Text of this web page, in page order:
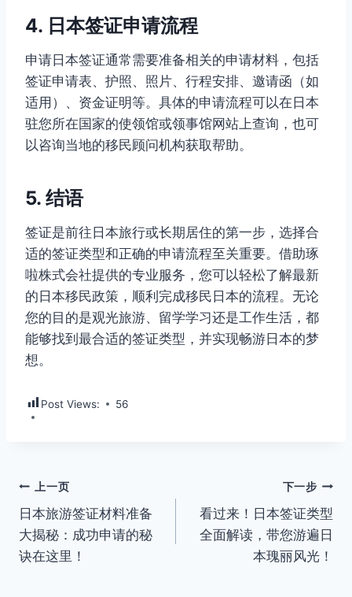
4. 日本签证申请流程
申请日本签证通常需要准备相关的申请材料，包括
签证申请表、护照、照片、行程安排、邀请函（如
适用）、资金证明等。具体的申请流程可以在日本
驻您所在国家的使领馆或领事馆网站上查询，也可
以咨询当地的移民顾问机构获取帮助。
5. 结语
签证是前往日本旅行或长期居住的第一步，选择合
适的签证类型和正确的申请流程至关重要。借助琢
啦株式会社提供的专业服务，您可以轻松了解最新
的日本移民政策，顺利完成移民日本的流程。无论
您的目的是观光旅游、留学学习还是工作生活，都
能够找到最合适的签证类型，并实现畅游日本的梦
想。
Post Views: 56
文
章
导
上一页
日本旅游签证材料准备
大揭秘：成功申请的秘
诀在这里！
下一步
看过来！日本签证类型
全面解读，带您游遍日
本瑰丽风光！